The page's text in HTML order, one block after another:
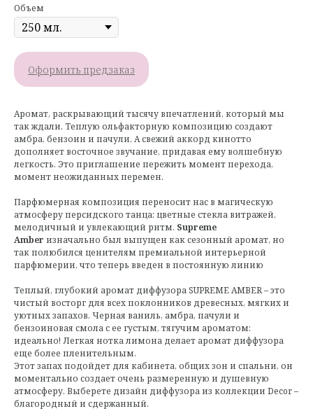
Объем
Оформить предзаказ
Аромат, раскрывающий тысячу впечатлений, который мы
так ждали. Теплую ольфакторную композицию создают
амбра, бензоин и пачули. А свежий аккорд кинотто
дополняет восточное звучание, придавая ему волшебную
легкость. Это приглашение пережить момент перехода,
момент неожиданных перемен.
Парфюмерная композиция переносит нас в магическую
атмосферу персидского танца: цветные стекла витражей,
мелодичный и увлекающий ритм. Supreme
Amber изначально был выпущен как сезонный аромат, но
так полюбился ценителям премиальной интерьерной
парфюмерии, что теперь введен в постоянную линию
Теплый, глубокий аромат диффузора SUPREME AMBER – это
чистый восторг для всех поклонников древесных, мягких и
уютных запахов. Черная ваниль, амбра, пачули и
бензоиновая смола с ее густым, тягучим ароматом:
идеально! Легкая нотка лимона делает аромат диффузора
еще более пленительным.
Этот запах подойдет для кабинета, общих зон и спальни, он
моментально создает очень размеренную и душевную
атмосферу. Выберете дизайн диффузора из коллекции Decor –
благородный и сдержанный.